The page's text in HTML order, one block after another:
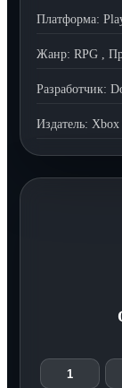
Платформа:
Жанр: RPG ,
Разработчик:
Издатель: Xbox
1